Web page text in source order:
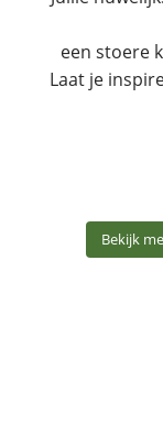
een stoere
Laat je
Bekijk